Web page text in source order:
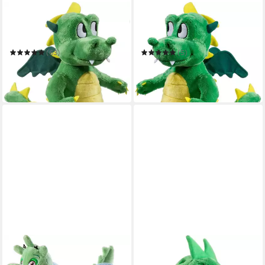
Kuscheltier Drache stehend
grün 35 cm
(63)
20,91 € UVP24,99 €
-16%
in 4-5 Werktagen bei dir
HEUNEC®
Kuscheltier Drache stehend
20 cm
(5)
ab 11,52 € UVP12,99 €
-11%
in 4-5 Werktagen bei dir
HEUNEC®
Kuscheltier Olchi, Drache
Kuscheltier Tabaluga, Drache